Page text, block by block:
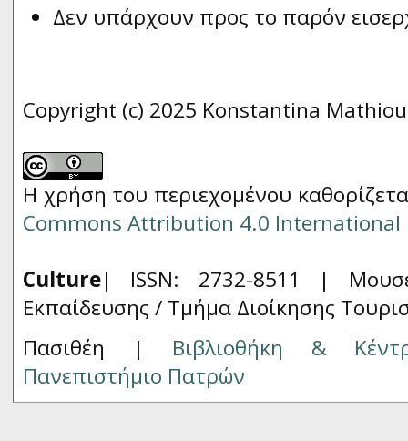
Δεν υπάρχουν προς το παρόν
Copyright (c) 2025 Konstantina
Η χρήση του περιεχομένου
Commons Attribution 4.0 International
Culture| ISSN: 2732-8511 |
Εκπαίδευσης / Τμήμα Διοίκησης
Πασιθέη | Βιβλιοθήκη &
Πανεπιστήμιο Πατρών